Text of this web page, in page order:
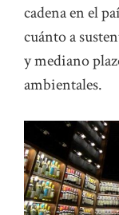
cadena en el
cuánto a
y mediano
ambientales.